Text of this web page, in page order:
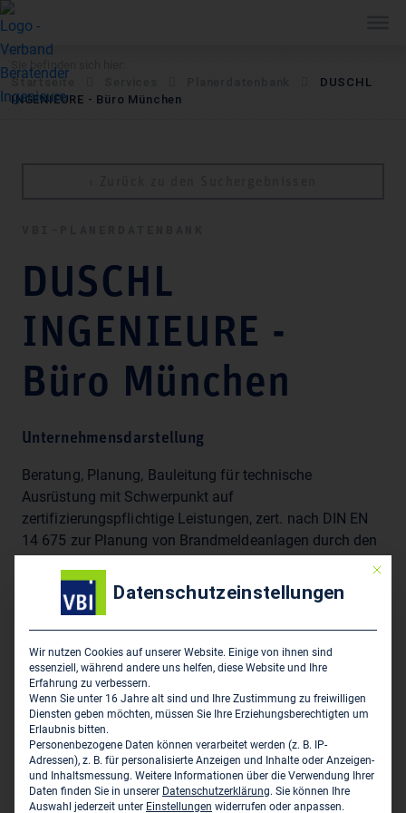
Sie befinden sich hier:
Startseite
DUSCHL
INGENIEURE - Büro München
DUSCHL
INGENIEURE -
Büro München
Unternehmensdarstellung
Beratung, Planung, Bauleitung für technische
Ausrüstung mit Schwerpunkt auf
zertifizierungspflichtige Leistungen, zert. nach DIN EN
14 675 zur Planung von Brandmeldeanlagen durch den
DUSCHL INGENIEURE - Büro München
Zeppelinstraße 73
D-81669 München
089 74 00 84 0
muenchen@duschl.de
www.duschl.de
Mit
Datenschutzeinstellungen
Wir nutzen Cookies auf unserer Website. Einige von ihnen sind
essenziell, während andere uns helfen, diese Website und Ihre
Erfahrung zu verbessern.
Wenn Sie unter 16 Jahre alt sind und Ihre Zustimmung zu freiwilligen
Diensten geben möchten, müssen Sie Ihre Erziehungsberechtigten um
Erlaubnis bitten.
Personenbezogene Daten können verarbeitet werden (z. B. IP-
Adressen), z. B. für personalisierte Anzeigen und Inhalte oder Anzeigen-
und Inhaltsmessung. Weitere Informationen über die Verwendung Ihrer
Daten finden Sie in unserer Datenschutzerklärung. Sie können Ihre
Auswahl jederzeit unter Einstellungen widerrufen oder anpassen.